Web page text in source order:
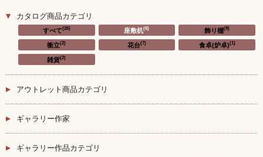
カタログ商品カテゴリ
すべて(26) 座敷机(6) 飾り棚(8)
衝立(2) 花台(7) 食卓(炉卓)(1)
雑貨(2)
アウトレット商品カテゴリ
ギャラリー作家
ギャラリー作品カテゴリ